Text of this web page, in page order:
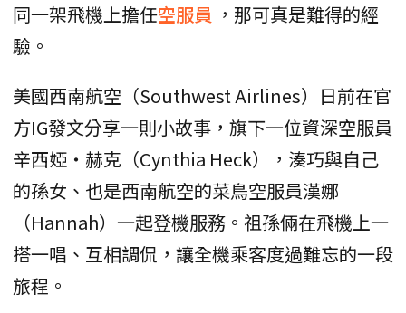
同一架飛機上擔任空服員 ，那可真是難得的經
驗。
美國西南航空（Southwest Airlines）日前在官
方IG發文分享一則小故事，旗下一位資深空服員
辛西婭‧赫克（Cynthia Heck），湊巧與自己
的孫女、也是西南航空的菜鳥空服員漢娜
（Hannah）一起登機服務。祖孫倆在飛機上一
搭一唱、互相調侃，讓全機乘客度過難忘的一段
旅程。